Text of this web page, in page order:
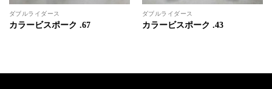
ダブルライダース
カラービスポーク .67
ダブルライダース
カラービスポーク .43